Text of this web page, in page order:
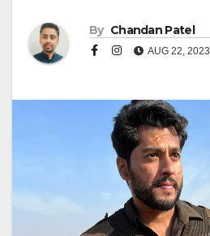
By Chandan Patel
AUG 22, 2023